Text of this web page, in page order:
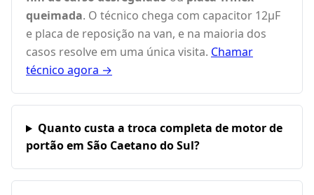
queimada. O técnico chega com capacitor 12µF
e placa de reposição na van, e na maioria dos
casos resolve em uma única visita. Chamar
técnico agora →
Quanto custa a troca completa de motor de
portão em São Caetano do Sul?